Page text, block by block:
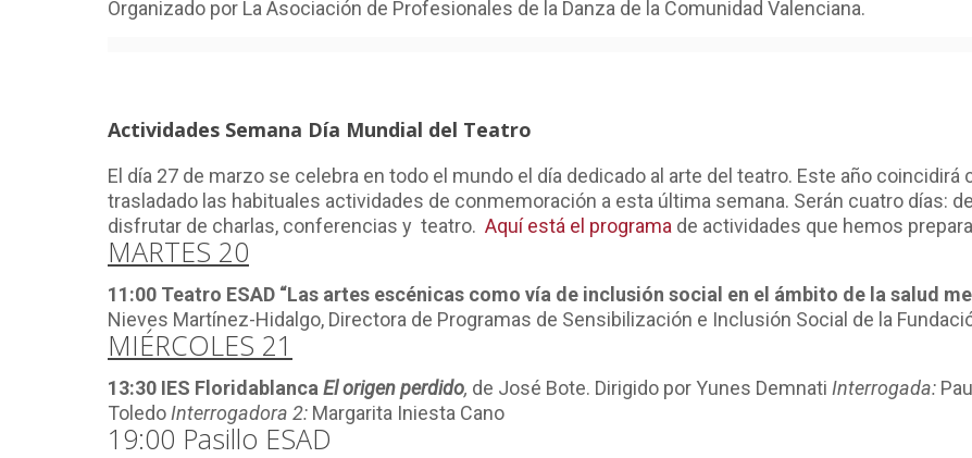
Organizado por La Asociación de Profesionales de la Danza de la Comunidad Valenciana.
Actividades Semana Día Mundial del Teatro
El día 27 de marzo se celebra en todo el mundo el día dedicado al arte del teatro. Este año
trasladado las habituales actividades de conmemoración a esta última semana. Serán cuatro días:
disfrutar de charlas, conferencias y teatro. Aquí está el programa de actividades que hemos
MARTES 20
11:00 Teatro ESAD “Las artes escénicas como vía de inclusión social en el ámbito de la salud
Nieves Martínez-Hidalgo, Directora de Programas de Sensibilización e Inclusión Social de la
MIÉRCOLES 21
13:30 IES Floridablanca El origen perdido, de José Bote. Dirigido por Yunes Demnati Interrogada:
Toledo Interrogadora 2: Margarita Iniesta Cano
19:00 Pasillo ESAD